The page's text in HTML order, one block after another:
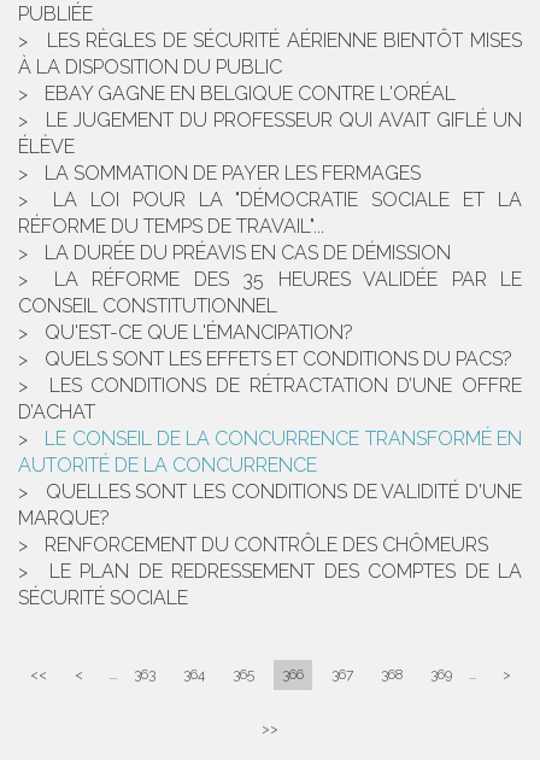
PUBLIÉE
LES RÈGLES DE SÉCURITÉ AÉRIENNE BIENTÔT MISES
À LA DISPOSITION DU PUBLIC
EBAY GAGNE EN BELGIQUE CONTRE L'ORÉAL
LE JUGEMENT DU PROFESSEUR QUI AVAIT GIFLÉ UN
ÉLÈVE
LA SOMMATION DE PAYER LES FERMAGES
LA LOI POUR LA "DÉMOCRATIE SOCIALE ET LA
RÉFORME DU TEMPS DE TRAVAIL"...
LA DURÉE DU PRÉAVIS EN CAS DE DÉMISSION
LA RÉFORME DES 35 HEURES VALIDÉE PAR LE
CONSEIL CONSTITUTIONNEL
QU'EST-CE QUE L'ÉMANCIPATION?
QUELS SONT LES EFFETS ET CONDITIONS DU PACS?
LES CONDITIONS DE RÉTRACTATION D’UNE OFFRE
D’ACHAT
LE CONSEIL DE LA CONCURRENCE TRANSFORMÉ EN
AUTORITÉ DE LA CONCURRENCE
QUELLES SONT LES CONDITIONS DE VALIDITÉ D'UNE
MARQUE?
RENFORCEMENT DU CONTRÔLE DES CHÔMEURS
LE PLAN DE REDRESSEMENT DES COMPTES DE LA
SÉCURITÉ SOCIALE
<< < ... 363 364 365 366 367 368 369 ... >
>>